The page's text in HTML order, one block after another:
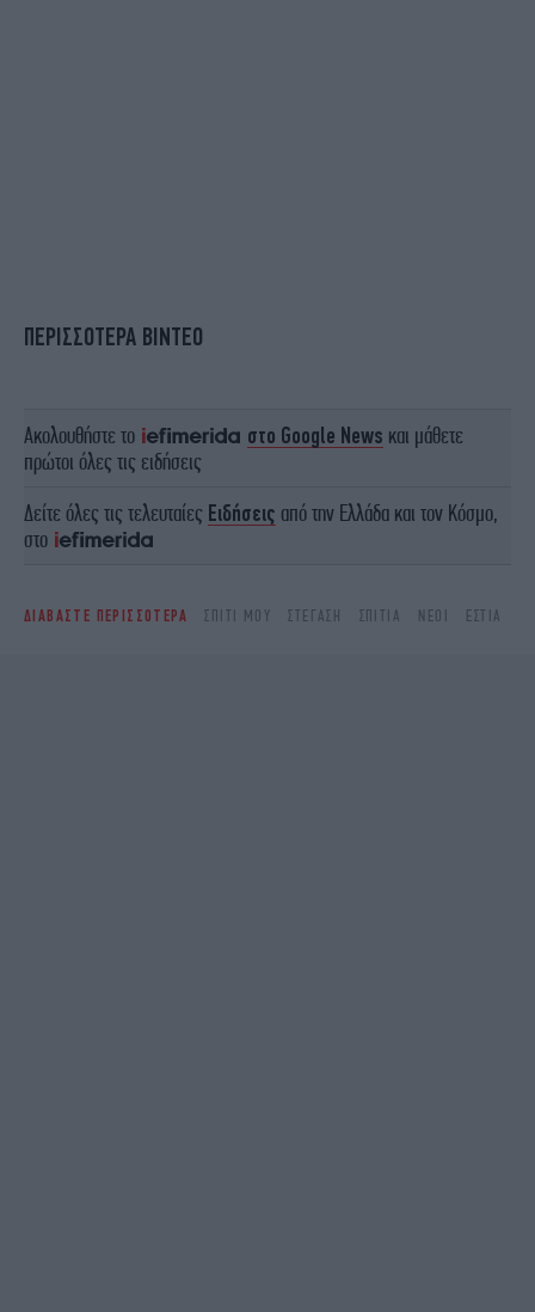
ΠΕΡΙΣΣΟΤΕΡΑ ΒΙΝΤΕΟ
Ακολουθήστε το στο Google News και μάθετε
πρώτοι όλες τις ειδήσεις
Δείτε όλες τις τελευταίες Ειδήσεις από την Ελλάδα και τον Κόσμο,
στο
ΔΙΑΒΑΣΤΕ ΠΕΡΙΣΣΟΤΕΡΑ ΣΠΊΤΙ ΜΟΥ ΣΤΈΓΑΣΗ ΣΠΊΤΙΑ ΝΈΟΙ ΕΣΤΊΑ